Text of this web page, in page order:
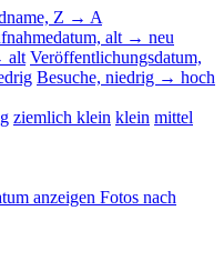
Z → A
alt → neu
alt Veröffentlichungsdatum,
Besuche, niedrig → hoch
ziemlich klein klein mittel
anzeigen Fotos nach